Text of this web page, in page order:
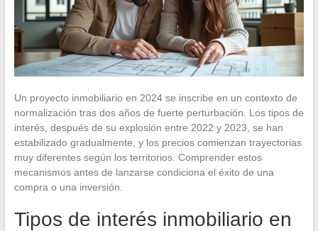
Un proyecto inmobiliario en 2024 se inscribe en un contexto de
normalización tras dos años de fuerte perturbación. Los tipos de
interés, después de su explosión entre 2022 y 2023, se han
estabilizado gradualmente, y los precios comienzan trayectorias
muy diferentes según los territorios. Comprender estos
mecanismos antes de lanzarse condiciona el éxito de una
compra o una inversión.
Tipos de interés inmobiliario en